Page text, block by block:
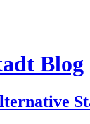
Blog